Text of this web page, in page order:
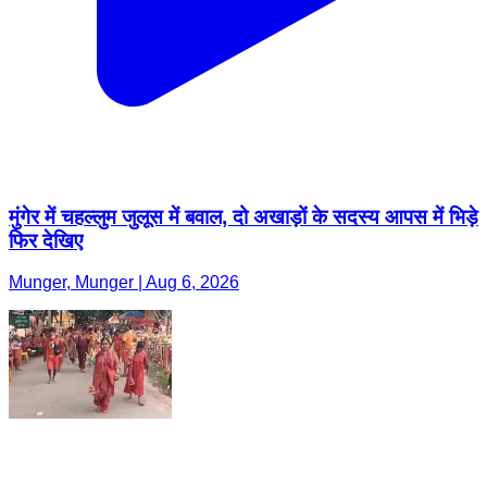
मुंगेर में चहल्लुम जुलूस में बवाल, दो अखाड़ों के सदस्य आपस में भिड़े
फिर देखिए
Munger, Munger | Aug 6, 2026